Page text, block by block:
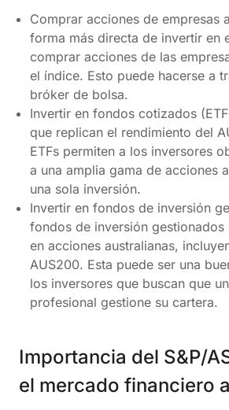
Comprar acciones de empresas
forma más directa de invertir en
comprar acciones de las
el índice. Esto puede hacerse a
bróker de bolsa.
Invertir en fondos cotizados
que replican el rendimiento del
ETFs permiten a los inversores
a una amplia gama de acciones
una sola inversión.
Invertir en fondos de inversión
fondos de inversión gestionados
en acciones australianas,
AUS200. Esta puede ser una
los inversores que buscan que
profesional gestione su cartera.
Importancia del S&P/
el mercado financiero